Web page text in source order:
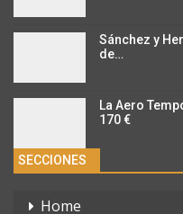
Sánchez y
de…
La Aero
170 €
SECCIONES
Home